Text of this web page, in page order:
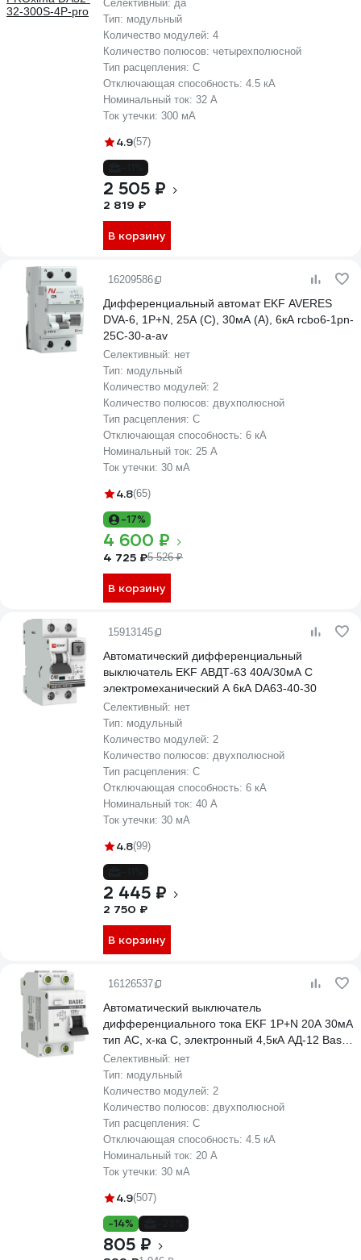
Селективный: да
Тип: модульный
Количество модулей: 4
Количество полюсов: четырехполюсной
Тип расцепления: C
Отключающая способность: 4.5 кА
Номинальный ток: 32 А
Ток утечки: 300 мА
4.9(57)
2 505 ₽
2 819 ₽
В корзину
16209586
Дифференциальный автомат EKF AVERES
DVA-6, 1P+N, 25А (С), 30мА (А), 6кА rcbo6-1pn-
25C-30-a-av
Селективный: нет
Тип: модульный
Количество модулей: 2
Количество полюсов: двухполюсной
Тип расцепления: C
Отключающая способность: 6 кА
Номинальный ток: 25 А
Ток утечки: 30 мА
4.8(65)
-17%
4 600 ₽
4 725 ₽5 526 ₽
В корзину
15913145
Автоматический дифференциальный
выключатель EKF АВДТ-63 40А/30мА C
электромеханический A 6кА DA63-40-30
Селективный: нет
Тип: модульный
Количество модулей: 2
Количество полюсов: двухполюсной
Тип расцепления: C
Отключающая способность: 6 кА
Номинальный ток: 40 А
Ток утечки: 30 мА
4.8(99)
2 445 ₽
2 750 ₽
В корзину
16126537
Автоматический выключатель
дифференциального тока EKF 1P+N 20А 30мА
тип АС, х-ка C, электронный 4,5кА АД-12 Basic
DA12-20-30-bas
Селективный: нет
Тип: модульный
Количество модулей: 2
Количество полюсов: двухполюсной
Тип расцепления: C
Отключающая способность: 4.5 кА
Номинальный ток: 20 А
Ток утечки: 30 мА
4.9(507)
-14%
805 ₽